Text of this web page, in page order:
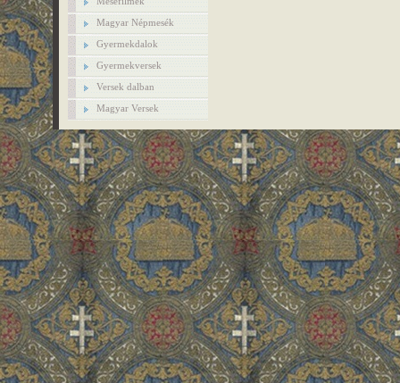
Magyar Népmesék
Gyermekdalok
Gyermekversek
Versek dalban
Magyar Versek